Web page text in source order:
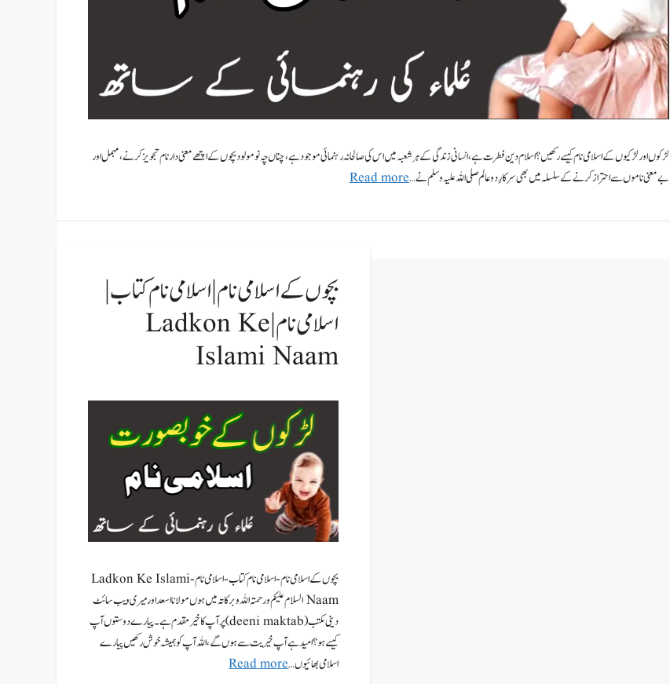
لڑکوں اور لڑکیوں کے اسلامی نام کیسے رکھیں ؟ اسلام دین فطرت ہے ،انسانی زندگی کے ہر شعبہ میں اس کی صالحانہ رہنمائی موجود ہے، چناں چہ نومولود بچوں کے اچھے معنی دار نام تجویز کر نے،مہمل اور
بے معنی ناموں سے احتراز کرنے کے سلسلہ میں بھی سرکارِ دوعالم صلی اللہ علیہ وسلم نے …Read more
بچوں کے اسلامی نام | اسلامی نام کتاب |
اسلامی نام | Ladkon Ke
Islami Naam
بچوں کے اسلامی نام-اسلامی نام کتاب-اسلامی نام- Ladkon Ke Islami
Naam السلام علیکم ورحمتہ اللہ وبرکاتہ میں ہوں مولانا اسعد اور میری ویب سائٹ
دینی مکتب (deeni maktab) پر آپ کا خیر مقدم ہے۔ پیارے دوستوں آپ
کیسے ہو؟ امید ہے آپ خیریت سے ہوں گے، اللہ آپ کو ہمیشہ خوش رکھیں پیارے
اسلامی بھائیوں …Read more